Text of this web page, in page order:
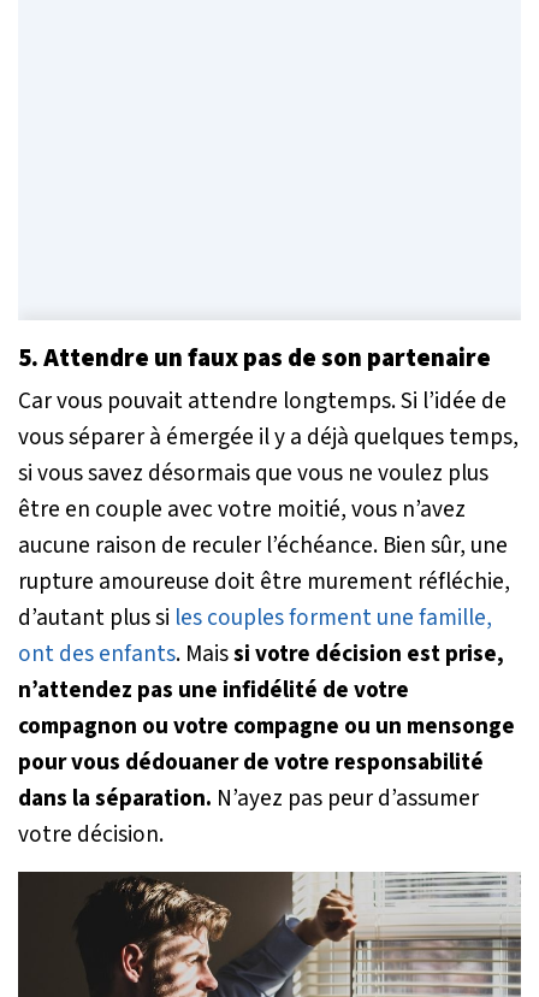
5. Attendre un faux pas de son partenaire
Car vous pouvait attendre longtemps. Si l’idée de
vous séparer à émergée il y a déjà quelques temps,
si vous savez désormais que vous ne voulez plus
être en couple avec votre moitié, vous n’avez
aucune raison de reculer l’échéance. Bien sûr, une
rupture amoureuse doit être murement réfléchie,
d’autant plus si les couples forment une famille,
ont des enfants. Maissi votre décision est prise,
n’attendez pas une infidélité de votre
compagnon ou votre compagne ou un mensonge
pour vous dédouaner de votre responsabilité
dans la séparation. N’ayez pas peur d’assumer
votre décision.